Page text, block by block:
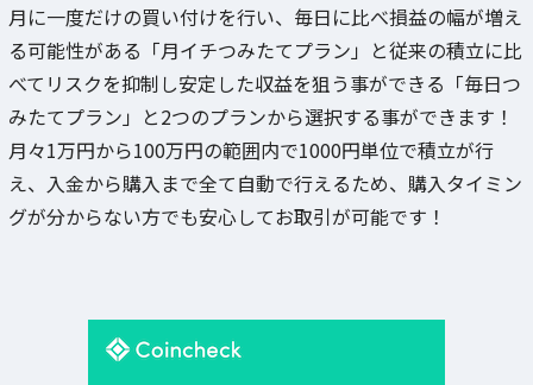
月に一度だけの買い付けを行い、毎日に比べ損益の幅が増え
る可能性がある「月イチつみたてプラン」と従来の積立に比
べてリスクを抑制し安定した収益を狙う事ができる「毎日つ
みたてプラン」と2つのプランから選択する事ができます！
月々1万円から100万円の範囲内で1000円単位で積立が行
え、入金から購入まで全て自動で行えるため、購入タイミン
グが分からない方でも安心してお取引が可能です！